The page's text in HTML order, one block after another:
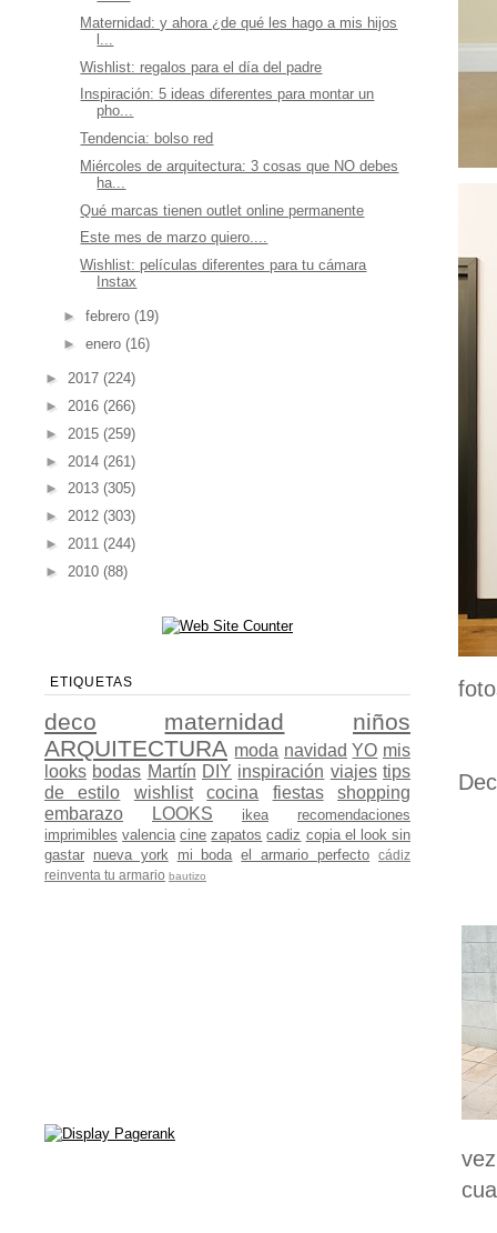
Maternidad: y ahora ¿de qué les hago a mis hijos
Wishlist: regalos para el día del padre
Inspiración: 5 ideas diferentes para montar un
pho...
Tendencia: bolso red
Miércoles de arquitectura: 3 cosas que NO debes
ha...
Qué marcas tienen outlet online permanente
Este mes de marzo quiero....
Wishlist: películas diferentes para tu cámara
Instax
► febrero (19)
► enero (16)
► 2017 (224)
► 2016 (266)
► 2015 (259)
► 2014 (261)
► 2013 (305)
► 2012 (303)
► 2011 (244)
► 2010 (88)
ETIQUETAS
deco maternidad
niños
ARQUITECTURA moda navidad YO mis
looks bodas Martín DIY inspiración viajes tips
de estilo
wishlist cocina fiestas
shopping
embarazo
LOOKS ikea
recomendaciones
imprimibles valencia cine zapatos cadiz copia el look sin
gastar nueva york mi boda el armario perfecto
cádiz
reinventa tu armario bautizo